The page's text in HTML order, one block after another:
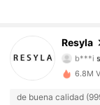
Resyla
b***i
4,73
6.8M
de buena calidad